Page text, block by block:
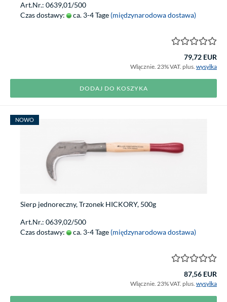
Art.Nr.: 0639,01/500
Czas dostawy:
ca. 3-4 Tage (międzynarodowa dostawa)
79,72 EUR
Włącznie. 23% VAT. plus. wysyłka
DODAJ DO KOSZYKA
NOWO
Sierp jednoreczny, Trzonek HICKORY, 500g
Art.Nr.: 0639,02/500
Czas dostawy:
ca. 3-4 Tage (międzynarodowa dostawa)
87,56 EUR
Włącznie. 23% VAT. plus. wysyłka